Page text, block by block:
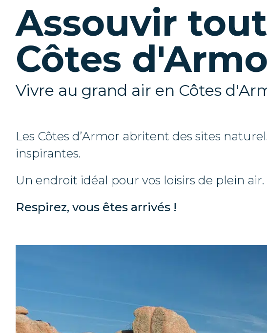
Assouvir
Côtes
Vivre au grand air en Côtes
Les Côtes d’Armor abritent des sites
inspirantes.
Un endroit idéal pour vos loisirs de plein air.
Respirez, vous êtes arrivés !